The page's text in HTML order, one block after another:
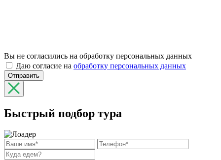
Вы не согласились на обработку персональных данных
Даю согласие на обработку персональных данных
Отправить
Быстрый подбор тура